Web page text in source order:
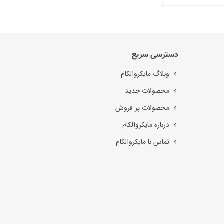
دسترسی سریع
وبلاگ مایکروالکام
محصولات جدید
محصولات پر فروش
درباره مایکروالکام
تماس با مایکروالکام